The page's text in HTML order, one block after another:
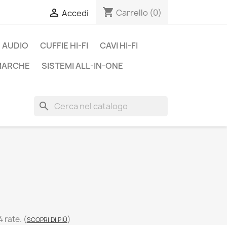
 Accedi shopping_cart Carrello (0)
AUDIO CUFFIE HI-FI
CAVI HI-FI
SISTEMI ALL-IN-ONE
search
rate. (SCOPRI DI PIÙ)